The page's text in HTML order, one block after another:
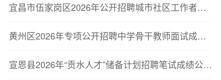
宜昌市伍家岗区2026年公开招聘城市社区工作者笔试成绩及最低合格分数线公告
黄州区2026年专项公开招聘中学骨干教师面试成绩及综合成绩排名公告
宣恩县2026年“贡水人才”储备计划招聘笔试成绩公示及第二批次面试资格复审公告